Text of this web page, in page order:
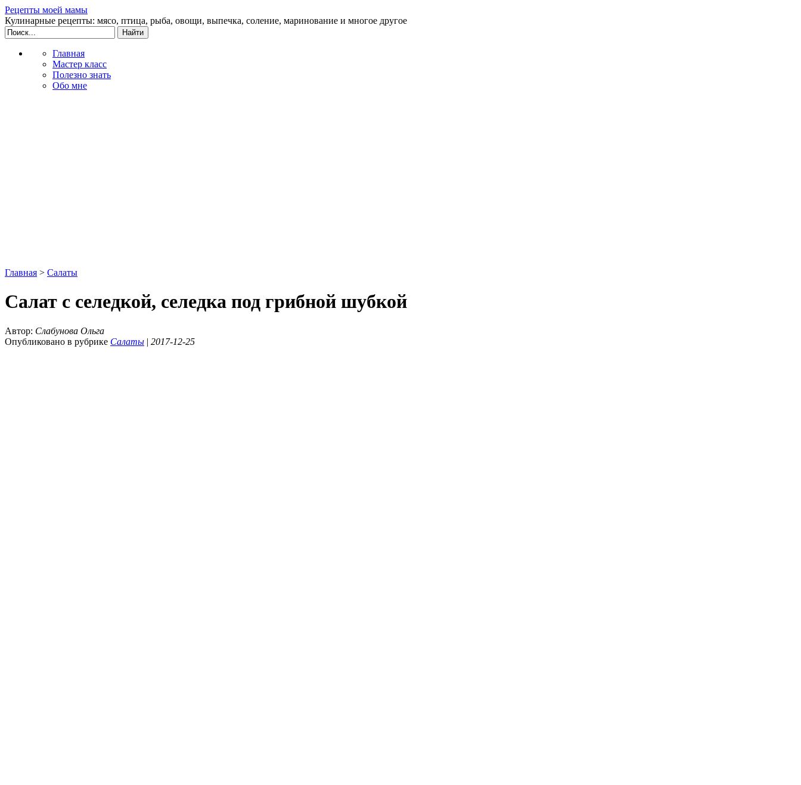
Рецепты моей мамы
Кулинарные рецепты: мясо, птица, рыба, овощи, выпечка, соление, маринование и многое другое
Главная
Мастер класс
Полезно знать
Обо мне
Главная > Салаты
Салат с селедкой, селедка под грибной шубкой
Автор: Слабунова Ольга
Опубликовано в рубрике Салаты | 2017-12-25